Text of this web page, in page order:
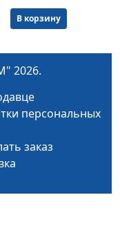
В корзину
2026.
персональных
заказ